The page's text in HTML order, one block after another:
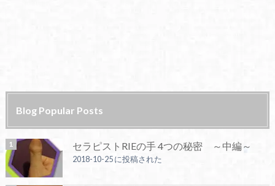
Blog Popular Posts
セラピストRIEの手 4つの秘密 ～中編～
2018-10-25 に投稿された